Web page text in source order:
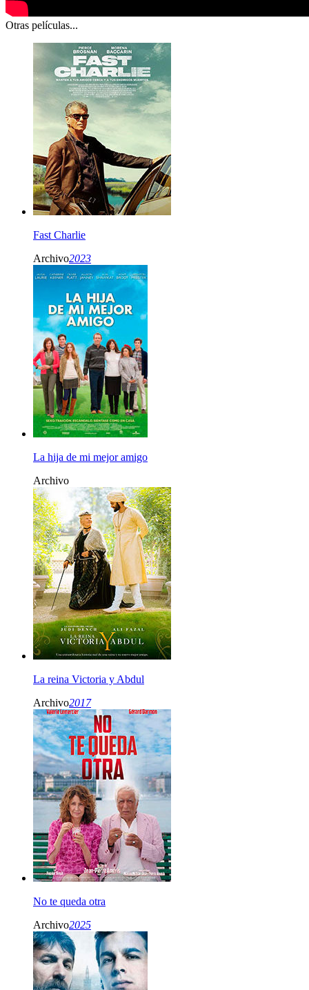
Otras películas...
Fast Charlie
Archivo2023
La hija de mi mejor amigo
Archivo
La reina Victoria y Abdul
Archivo2017
No te queda otra
Archivo2025